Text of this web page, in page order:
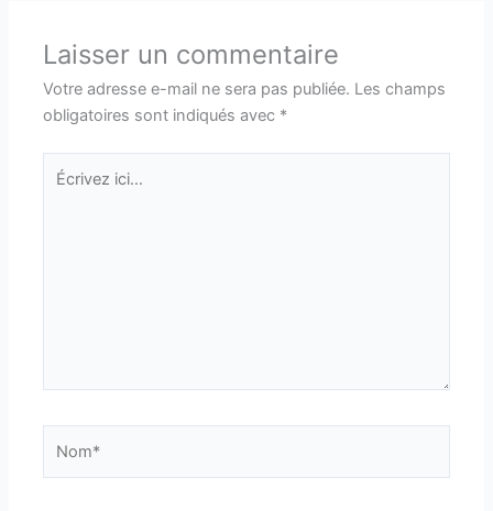
Laisser un commentaire
Votre adresse e-mail ne sera pas publiée. Les champs
obligatoires sont indiqués avec *
Écrivez
ici…